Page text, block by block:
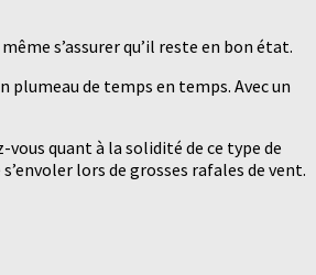
s’assurer qu’il reste en bon état.
plumeau de temps en temps. Avec un
quant à la solidité de ce type de
lors de grosses rafales de vent.